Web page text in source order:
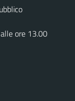
ore 13.00